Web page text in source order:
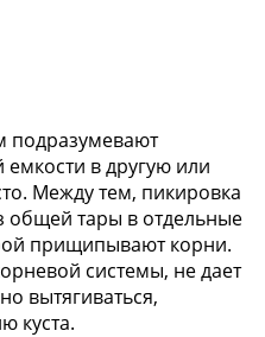
подразумевают
емкости в другую или
Между тем, пикировка
общей тары в отдельные
прищипывают корни.
системы, не дает
вытягиваться,
куста.